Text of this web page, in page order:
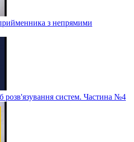
з непрямими
розв'язування систем. Частина №4